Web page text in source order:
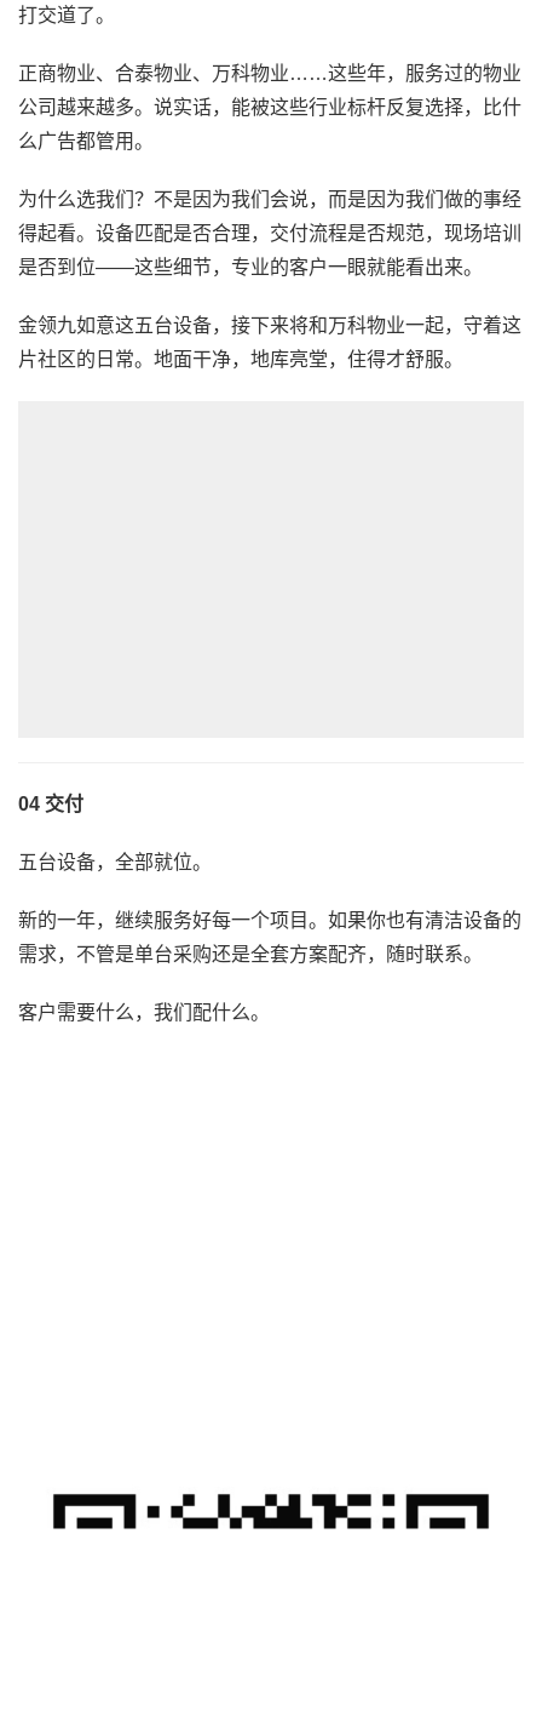
打交道了。
正商物业、合泰物业、万科物业……这些年，服务过的物业
公司越来越多。说实话，能被这些行业标杆反复选择，比什
么广告都管用。
为什么选我们？不是因为我们会说，而是因为我们做的事经
得起看。设备匹配是否合理，交付流程是否规范，现场培训
是否到位——这些细节，专业的客户一眼就能看出来。
金领九如意这五台设备，接下来将和万科物业一起，守着这
片社区的日常。地面干净，地库亮堂，住得才舒服。
04 交付
五台设备，全部就位。
新的一年，继续服务好每一个项目。如果你也有清洁设备的
需求，不管是单台采购还是全套方案配齐，随时联系。
客户需要什么，我们配什么。